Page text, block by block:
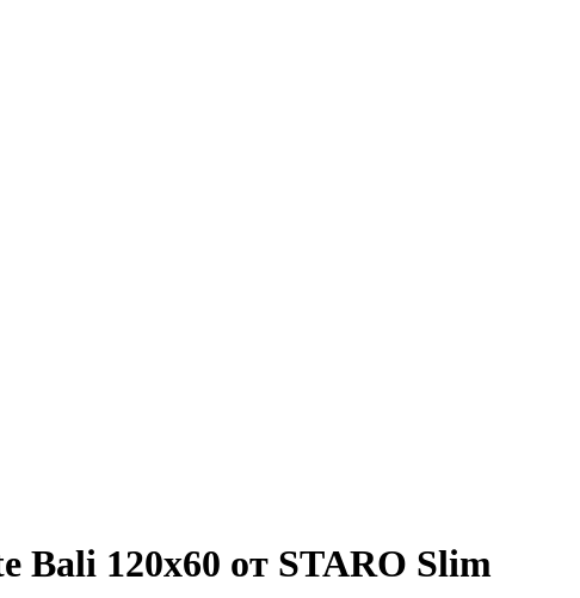
Bali 120x60 от STARO Slim